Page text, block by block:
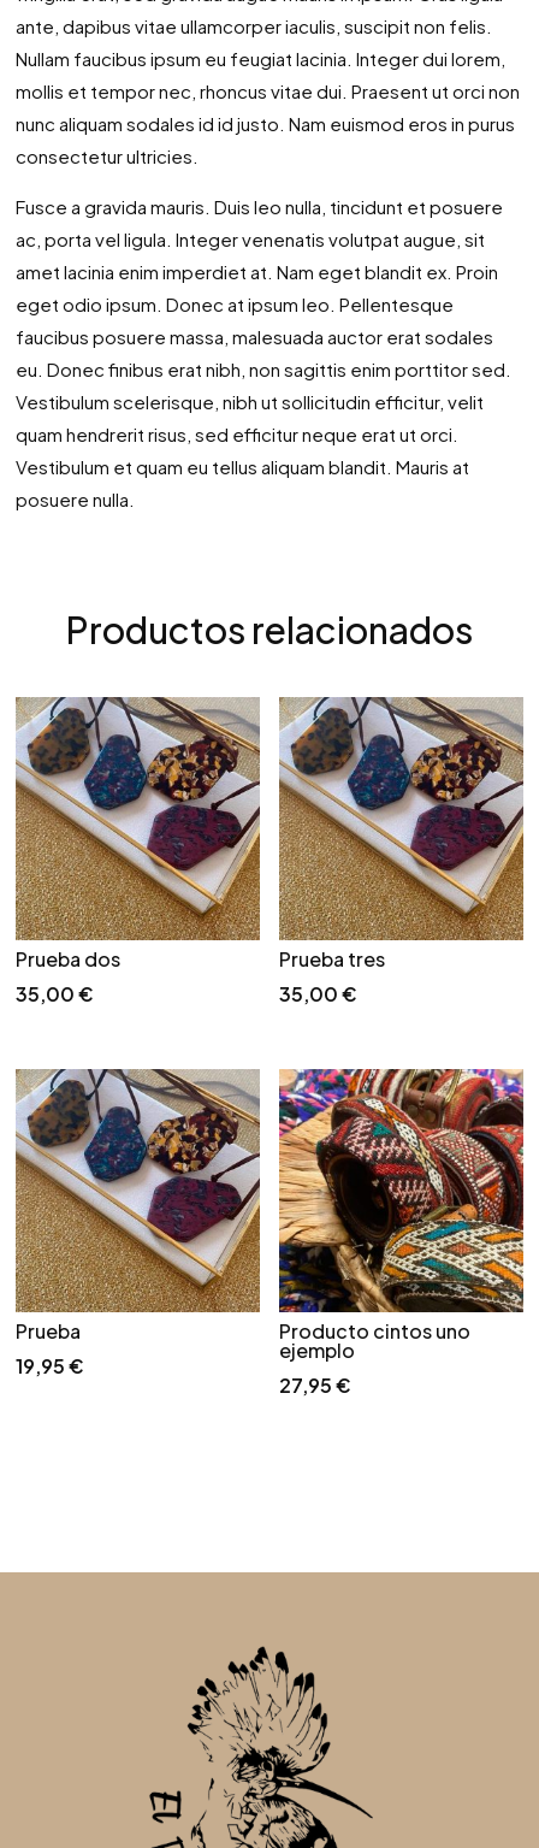
ante, dapibus vitae ullamcorper iaculis, suscipit non felis.
Nullam faucibus ipsum eu feugiat lacinia. Integer dui lorem,
mollis et tempor nec, rhoncus vitae dui. Praesent ut orci non
nunc aliquam sodales id id justo. Nam euismod eros in purus
consectetur ultricies.
Fusce a gravida mauris. Duis leo nulla, tincidunt et posuere
ac, porta vel ligula. Integer venenatis volutpat augue, sit
amet lacinia enim imperdiet at. Nam eget blandit ex. Proin
eget odio ipsum. Donec at ipsum leo. Pellentesque
faucibus posuere massa, malesuada auctor erat sodales
eu. Donec finibus erat nibh, non sagittis enim porttitor sed.
Vestibulum scelerisque, nibh ut sollicitudin efficitur, velit
quam hendrerit risus, sed efficitur neque erat ut orci.
Vestibulum et quam eu tellus aliquam blandit. Mauris at
posuere nulla.
Productos relacionados
Prueba dos
35,00€
Prueba tres
35,00€
Prueba
19,95€
Producto cintos uno
ejemplo
27,95€